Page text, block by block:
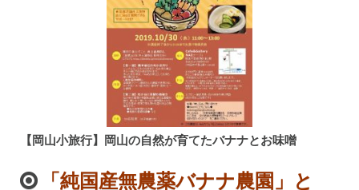
【岡山小旅行】岡山の自然が育てたバナナとお味噌
「純国産無農薬バナナ農園」と